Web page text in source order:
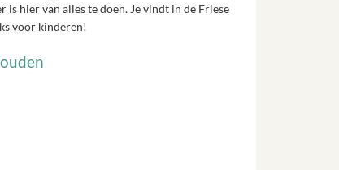
is hier van alles te doen. Je vindt in de Friese
voor kinderen!